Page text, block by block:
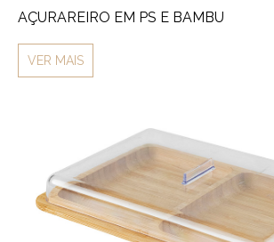
AÇURAREIRO EM PS E BAMBU
VER MAIS